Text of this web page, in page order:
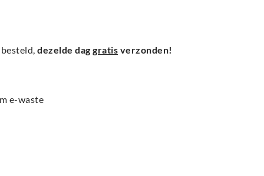
besteld,dezelde daggratis verzonden!
e-waste